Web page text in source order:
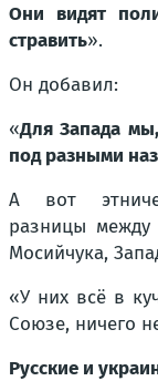
Они видят
стравить».
Он добавил:
«Для Запада
под разными
А вот
разницы между
Мосийчука,
«У них всё в
Союзе, ничего
Русские и